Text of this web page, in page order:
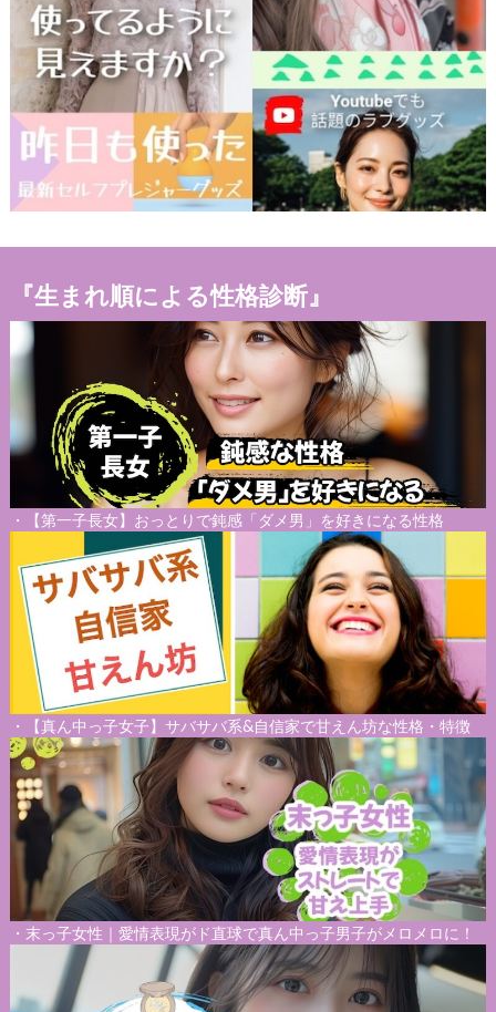
『生まれ順による性格診断』
・ 【第一子長女】おっとりで鈍感「ダメ男」を好きになる性格
・ 【真ん中っ子女子】サバサバ系&自信家で甘えん坊な性格・特徴
・ 末っ子女性｜愛情表現がド直球で真ん中っ子男子がメロメロに！